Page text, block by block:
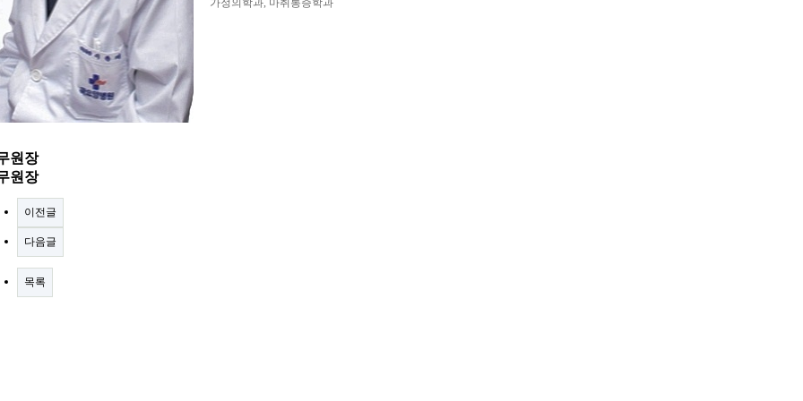
가정의학과, 마취통증학과
원장
원장
이전글
다음글
목록